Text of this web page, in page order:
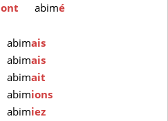
ont abimé
abimais
abimais
abimait
abimions
abimiez